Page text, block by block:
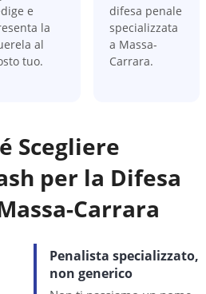
e
la
al
tuo.
difesa penale
specializzata
a Massa-
Carrara.
Scegliere
per la Difesa
Carrara
Penalista specializzato,
non generico